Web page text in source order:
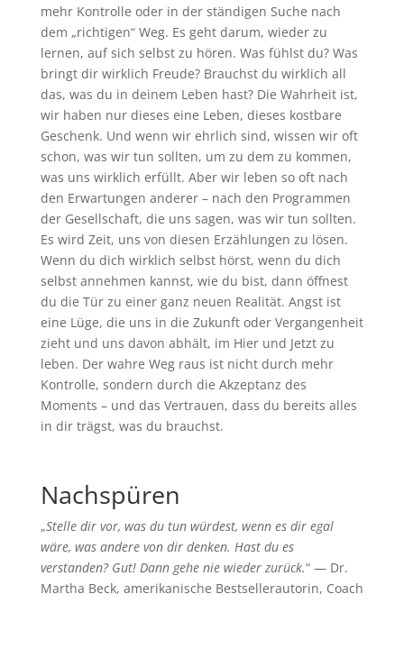
mehr Kontrolle oder in der ständigen Suche nach
dem „richtigen“ Weg. Es geht darum, wieder zu
lernen, auf sich selbst zu hören. Was fühlst du? Was
bringt dir wirklich Freude? Brauchst du wirklich all
das, was du in deinem Leben hast? Die Wahrheit ist,
wir haben nur dieses eine Leben, dieses kostbare
Geschenk. Und wenn wir ehrlich sind, wissen wir oft
schon, was wir tun sollten, um zu dem zu kommen,
was uns wirklich erfüllt. Aber wir leben so oft nach
den Erwartungen anderer – nach den Programmen
der Gesellschaft, die uns sagen, was wir tun sollten.
Es wird Zeit, uns von diesen Erzählungen zu lösen.
Wenn du dich wirklich selbst hörst, wenn du dich
selbst annehmen kannst, wie du bist, dann öffnest
du die Tür zu einer ganz neuen Realität. Angst ist
eine Lüge, die uns in die Zukunft oder Vergangenheit
zieht und uns davon abhält, im Hier und Jetzt zu
leben. Der wahre Weg raus ist nicht durch mehr
Kontrolle, sondern durch die Akzeptanz des
Moments – und das Vertrauen, dass du bereits alles
in dir trägst, was du brauchst.
Nachspüren
„Stelle dir vor, was du tun würdest, wenn es dir egal
wäre, was andere von dir denken. Hast du es
verstanden? Gut! Dann gehe nie wieder zurück.“ — Dr.
Martha Beck, amerikanische Bestsellerautorin, Coach